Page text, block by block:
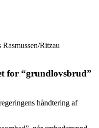
Ritzau
for “grundlovsbrud”
håndtering af